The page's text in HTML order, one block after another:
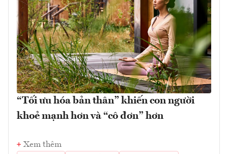
“Tối ưu hóa bản thân” khiến con người
khoẻ mạnh hơn và “cô đơn” hơn
Xem thêm